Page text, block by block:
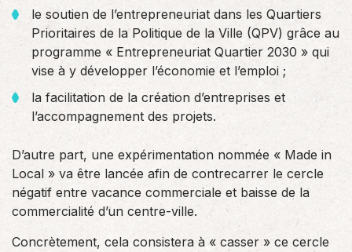
le soutien de l’entrepreneuriat dans les Quartiers
Prioritaires de la Politique de la Ville (QPV) grâce au
programme « Entrepreneuriat Quartier 2030 » qui
vise à y développer l’économie et l’emploi ;
la facilitation de la création d’entreprises et
l’accompagnement des projets.
D’autre part, une expérimentation nommée « Made in
Local » va être lancée afin de contrecarrer le cercle
négatif entre vacance commerciale et baisse de la
commercialité d’un centre-ville.
Concrètement, cela consistera à « casser » ce cercle